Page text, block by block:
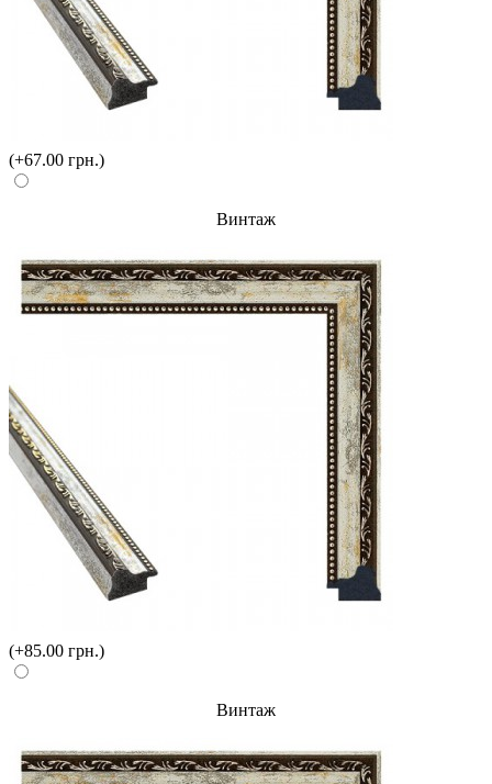
(+67.00 грн.)
Винтаж
(+85.00 грн.)
Винтаж